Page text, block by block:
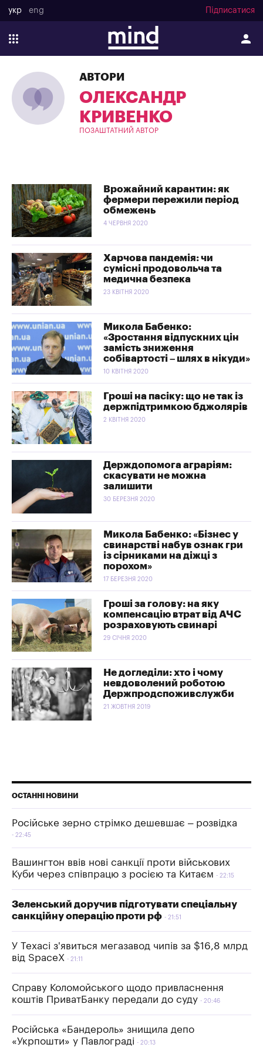
укр eng Підписатися
АВТОРИ
ОЛЕКСАНДР
КРИВЕНКО
ПОЗАШТАТНИЙ АВТОР
Врожайний карантин: як
фермери пережили період
обмежень
4 ЧЕРВНЯ 2020
Харчова пандемія: чи
сумісні продовольча та
медична безпека
23 КВІТНЯ 2020
Микола Бабенко:
«Зростання відпускних цін
замість зниження
собівартості – шлях в нікуди»
10 КВІТНЯ 2020
Гроші на пасіку: що не так із
держпідтримкою бджолярів
2 КВІТНЯ 2020
Держдопомога аграріям:
скасувати не можна
залишити
30 БЕРЕЗНЯ 2020
Микола Бабенко: «Бізнес у
свинарстві набув ознак гри
із сірниками на діжці з
порохом»
17 БЕРЕЗНЯ 2020
Гроші за голову: на яку
компенсацію втрат від АЧС
розраховують свинарі
29 СІЧНЯ 2020
Не догледіли: хто і чому
невдоволений роботою
Держпродспоживслужби
21 ЖОВТНЯ 2019
ОСТАННІ НОВИНИ
Російське зерно стрімко дешевшає – розвідка
22:45
Вашингтон ввів нові санкції проти військових
Куби через співпрацю з росією та Китаєм
22:15
Зеленський доручив підготувати спеціальну
санкційну операцію проти рф
21:51
У Техасі з'явиться мегазавод чипів за $16,8 млрд
від SpaceX
21:11
Справу Коломойського щодо привласнення
коштів ПриватБанку передали до суду
20:46
Російська «Бандероль» знищила депо
«Укрпошти» у Павлограді
20:13